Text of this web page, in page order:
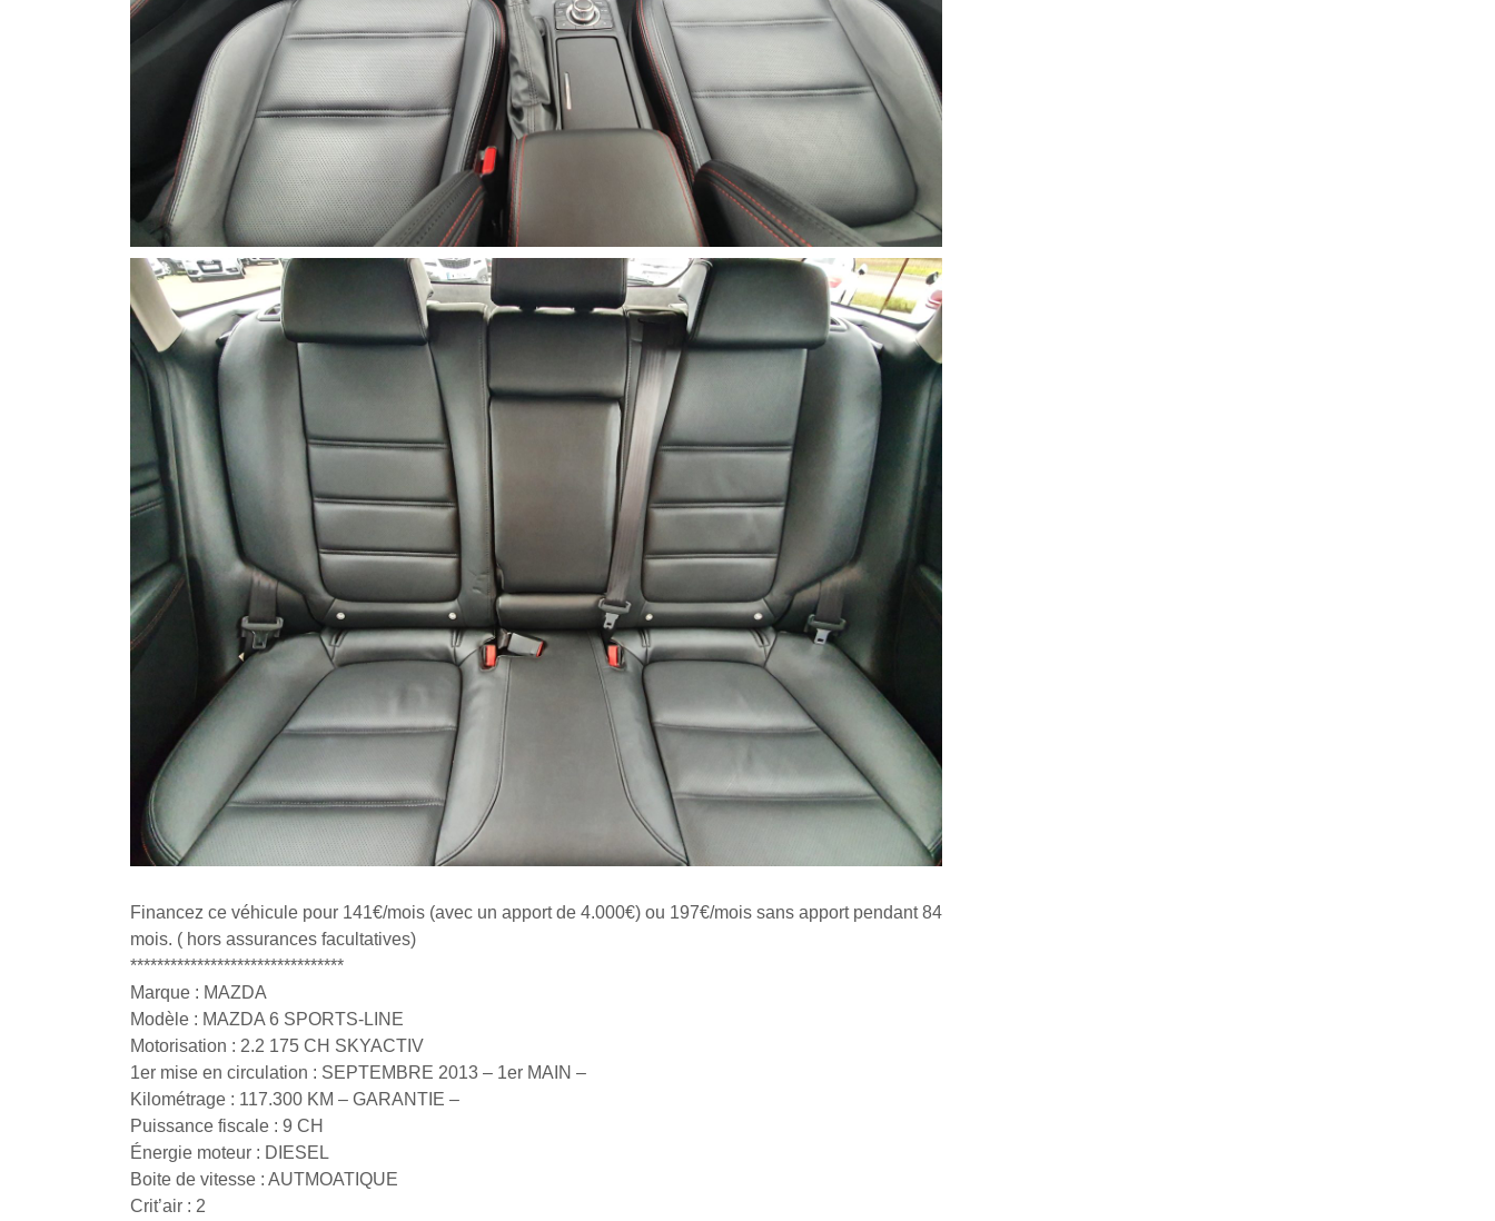
Financez ce véhicule pour 141€/mois (avec un apport de 4.000€) ou 197€/mois sans apport pendant 84
mois. ( hors assurances facultatives)
********************************
Marque : MAZDA
Modèle : MAZDA 6 SPORTS-LINE
Motorisation : 2.2 175 CH SKYACTIV
1er mise en circulation : SEPTEMBRE 2013 – 1er MAIN –
Kilométrage : 117.300 KM – GARANTIE –
Puissance fiscale : 9 CH
Énergie moteur : DIESEL
Boite de vitesse : AUTMOATIQUE
Crit’air : 2